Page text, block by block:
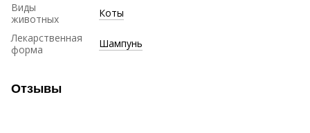
Виды
животных
Коты
Лекарственная
форма
Шампунь
Отзывы